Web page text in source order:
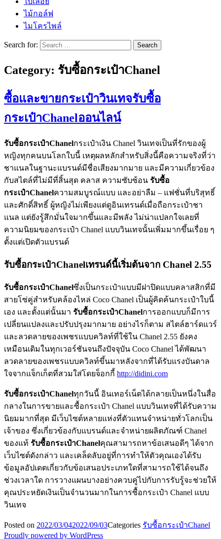
ไม้กอล์ฟ
ไมโครไพล์
Search for:
Category: รับซื้อกระเป๋าChanel
ซื้อและขายกระเป๋าวินเทจรับซื้อ
กระเป๋าChanelออนไลน์
รับซื้อกระเป๋าChanelกระเป๋าเงิน Chanel วินเทจเป็นที่รักของผู้
หญิงทุกคนบนโลกใบนี้ เหตุผลหลักสำหรับสิ่งนี้คือความจริงที่ว่า
ชาแนลในฐานะแบรนด์มีชื่อเสียงมากมาย และมีความเกี่ยวข้อง
กับสไตล์ที่ไม่มีที่สิ้นสุด คลาส ความซับซ้อน รับซื้อ
กระเป๋าChanelความสมบูรณ์แบบ และอย่าลืม – แฟชั่นที่บริสุทธิ์
และศักดิ์สิทธิ์ ผู้หญิงไม่เพียงแต่ดูอินเทรนด์เมื่อถือกระเป๋าชา
แนล แต่ยังรู้สึกมั่นใจมากขึ้นและมีพลัง ไม่น่าแปลกใจเลยที่
ความนิยมของกระเป๋า Chanel แบบวินเทจนั้นเพิ่มมากขึ้นเรื่อย ๆ
ตั้งแต่เปิดตัวแบรนด์
รับซื้อกระเป๋าChanelเทรนด์นี้เริ่มต้นจาก Chanel 2.55
รับซื้อกระเป๋าChanelซึ่งเป็นกระเป๋าแบบมีฝาปิดแบบคลาสสิกที่มี
สายโซ่คู่สำหรับคล้องไหล่ Coco Chanel เป็นผู้คิดค้นกระเป๋าใบนี้
เอง และตั้งแต่นั้นมา รับซื้อกระเป๋าChanelการออกแบบก็มีการ
เปลี่ยนแปลงและปรับปรุงมากมาย อย่างไรก็ตาม สไตล์ฮาร์ดแวร์
และลวดลายของเพชรแบบควิลท์ที่ใช้ใน Chanel 2.55 ยังคง
เหมือนเดิมในทุกเวอร์ชันจนถึงปัจจุบัน Coco Chanel ได้พัฒนา
ลวดลายของเพชรแบบควิลท์ขึ้นมาหลังจากที่ได้รับแรงบันดาล
ใจจากแจ็กเก็ตที่สวมใส่โดยจ็อกกี้ http://didini.com
รับซื้อกระเป๋าChanelทุกวันนี้ อินเทอร์เน็ตได้กลายเป็นหนึ่งในสื่อ
กลางในการขายและซื้อกระเป๋า Chanel แบบวินเทจที่ได้รับความ
นิยมมากที่สุด มีเว็บไซต์หลายแห่งที่ตัวแทนจำหน่ายทั่วโลกเป็น
เจ้าของ ซึ่งเกี่ยวข้องกับแบรนด์และจำหน่ายผลิตภัณฑ์ Chanel
ของแท้ รับซื้อกระเป๋าChanelคุณสามารถหาข้อเสนอดีๆ ได้จาก
เว็บไซต์ดังกล่าว และเคล็ดลับอยู่ที่การทำให้ตัวคุณเองได้รับ
ข้อมูลอัปเดตเกี่ยวกับข้อเสนอประเภทใดที่สามารถใช้ได้จนถึง
ช่วงเวลาใด การวางแผนบางอย่างควบคู่ไปกับการรับรู้จะช่วยให้
คุณประหยัดเงินเป็นจำนวนมากในการซื้อกระเป๋า Chanel แบบ
วินเทจ
Posted on 2022/03/042022/09/03Categories รับซื้อกระเป๋าChanel
Proudly powered by WordPress